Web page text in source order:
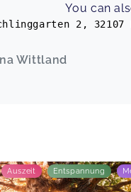
You can
2, 32107
Wittland
Auszeit Entspannung